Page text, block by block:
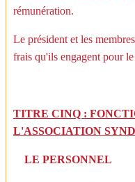
rémunération.
Le président et les
frais qu'ils engagent pour
TITRE CINQ :
L'ASSOCIATION
LE PERSONNEL